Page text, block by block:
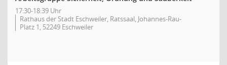
17:30-18:39 Uhr
Rathaus der Stadt Eschweiler, Ratssaal, Johannes-Rau-
Platz 1, 52249 Eschweiler